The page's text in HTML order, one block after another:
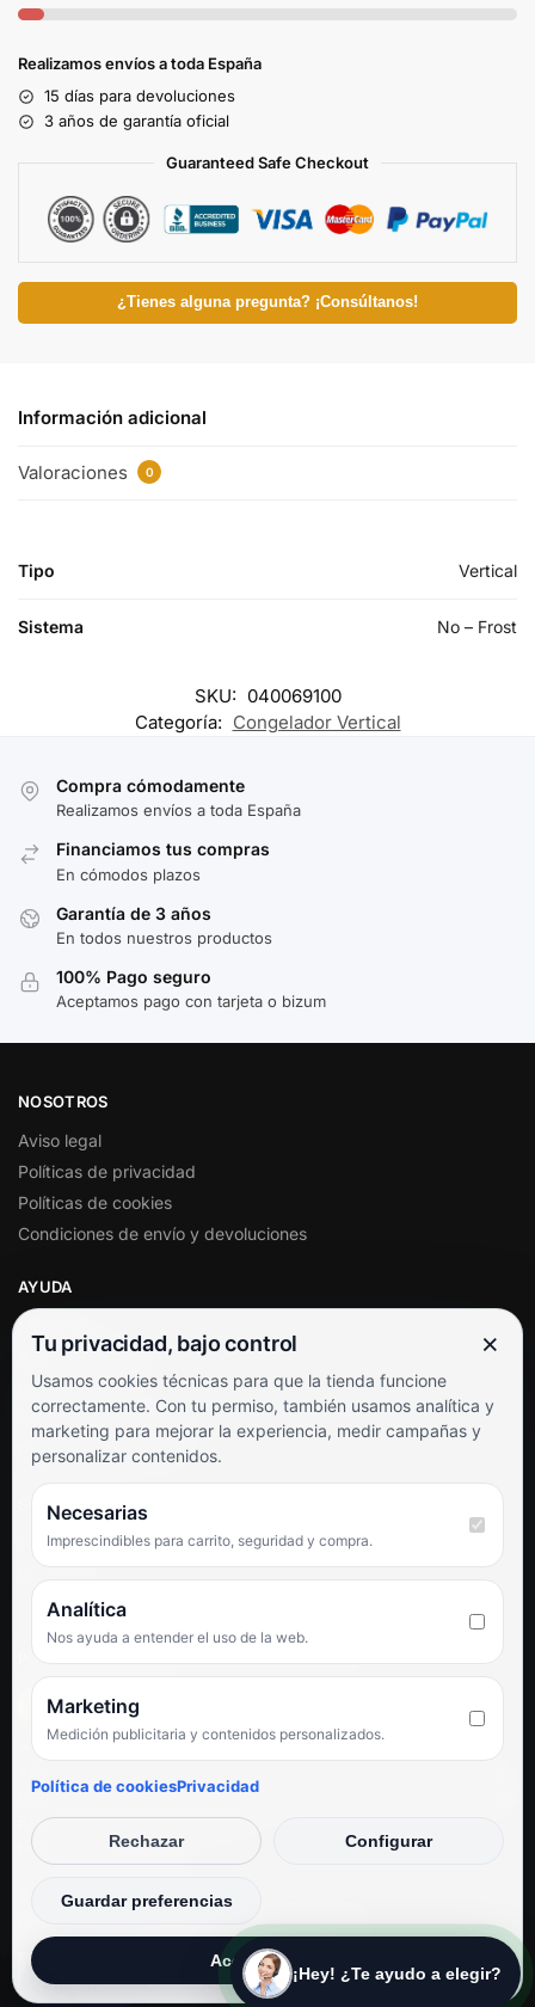
Realizamos envíos a toda España
15 días para devoluciones
3 años de garantía oficial
Guaranteed Safe Checkout
¿Tienes alguna pregunta? ¡Consúltanos!
Información adicional
Valoraciones 0
Tipo Vertical
Sistema No – Frost
SKU: 040069100
Categoría: Congelador Vertical
Compra cómodamente
Realizamos envíos a toda España
Financiamos tus compras
En cómodos plazos
Garantía de 3 años
En todos nuestros productos
100% Pago seguro
Aceptamos pago con tarjeta o bizum
NOSOTROS
Aviso legal
Políticas de privacidad
Políticas de cookies
Condiciones de envío y devoluciones
AYUDA
Soporte al cliente
Contacto
Términos y condiciones
Preguntas frecuentes
SÍGUENOS
Facebook
TikTok
PUNTUACIÓN DE 4,6 SOBRE 5 EN GOOGLE
★★★★★
Hemos comprado en varias ocasiones y siempre dan respuesta.
Espectacular, servicio de 10.»
Iván Rodríguez Ramos
© Electrodirecto 2026
Desarrollo y mantenimiento por SitiosWebPRO
¡Hey! ¿Te ayudo a elegir?
Tu privacidad, bajo control ×
Usamos cookies técnicas para que la tienda funcione
correctamente. Con tu permiso, también usamos analítica y
marketing para mejorar la experiencia, medir campañas y
personalizar contenidos.
Necesarias
Imprescindibles para carrito, seguridad y compra.
Analítica
Nos ayuda a entender el uso de la web.
Marketing
Medición publicitaria y contenidos personalizados.
Política de cookiesPrivacidad
Rechazar Configurar
Guardar preferencias
Aceptar todas
Privacidad